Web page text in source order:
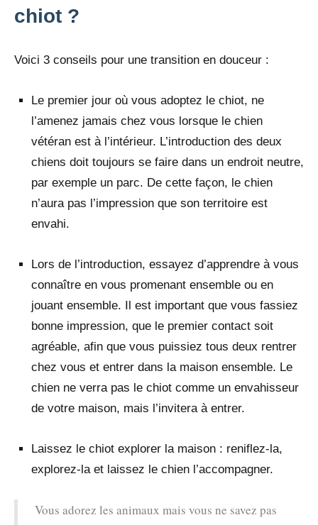
chiot ?
Voici 3 conseils pour une transition en douceur :
Le premier jour où vous adoptez le chiot, ne
l’amenez jamais chez vous lorsque le chien
vétéran est à l’intérieur. L’introduction des deux
chiens doit toujours se faire dans un endroit neutre,
par exemple un parc. De cette façon, le chien
n’aura pas l’impression que son territoire est
envahi.
Lors de l’introduction, essayez d’apprendre à vous
connaître en vous promenant ensemble ou en
jouant ensemble. Il est important que vous fassiez
bonne impression, que le premier contact soit
agréable, afin que vous puissiez tous deux rentrer
chez vous et entrer dans la maison ensemble. Le
chien ne verra pas le chiot comme un envahisseur
de votre maison, mais l’invitera à entrer.
Laissez le chiot explorer la maison : reniflez-la,
explorez-la et laissez le chien l’accompagner.
Vous adorez les animaux mais vous ne savez pas